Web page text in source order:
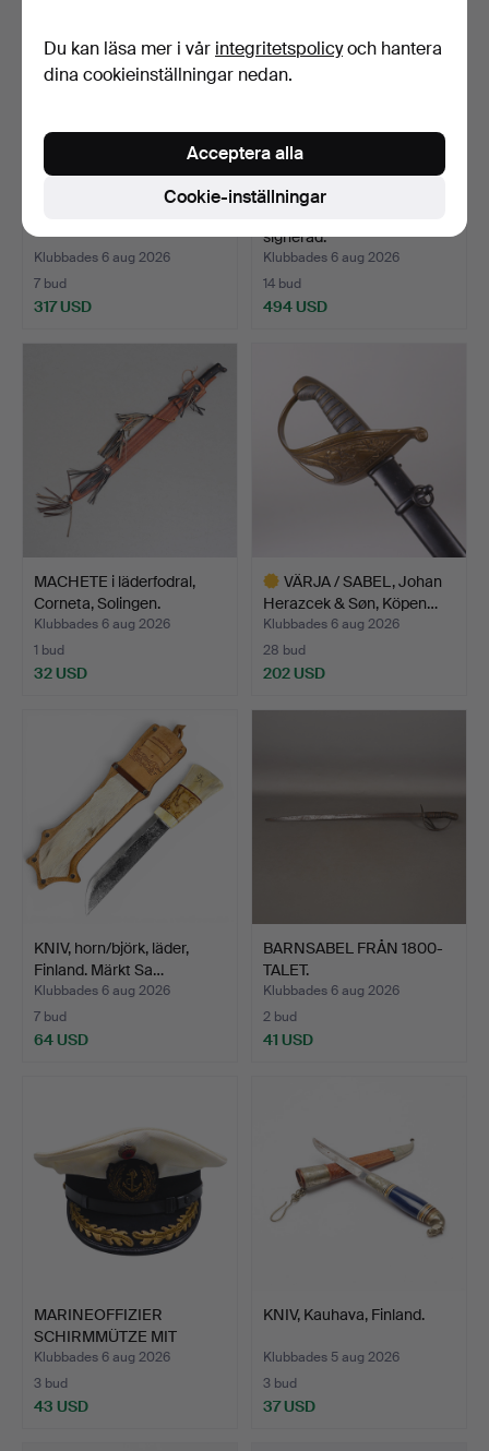
Klubbades 6 aug 2026
7 bud
317 USD
signerad.
Klubbades 6 aug 2026
14 bud
494 USD
MACHETE i läderfodral,
Corneta, Solingen.
Klubbades 6 aug 2026
1 bud
32 USD
VÄRJA / SABEL, Johan
Herazcek & Søn, Köpen…
Klubbades 6 aug 2026
28 bud
202 USD
KNIV, horn/björk, läder,
Finland. Märkt Sa…
Klubbades 6 aug 2026
7 bud
64 USD
BARNSABEL FRÅN 1800-
TALET.
Klubbades 6 aug 2026
2 bud
41 USD
MARINEOFFIZIER
SCHIRMMÜTZE MIT
ANKER-EMBLE…
Klubbades 6 aug 2026
3 bud
43 USD
KNIV, Kauhava, Finland.
Klubbades 5 aug 2026
3 bud
37 USD
Du kan läsa mer i vår integritetspolicyoch hantera
dina cookieinställningar nedan.
Cookie-inställningar
Acceptera alla